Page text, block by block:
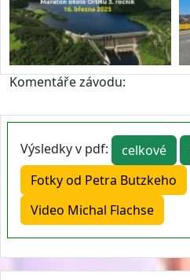
Komentáře závodu:
Výsledky v pdf: celkové
Fotky od Petra Butzkeho
Video Michal Flachse